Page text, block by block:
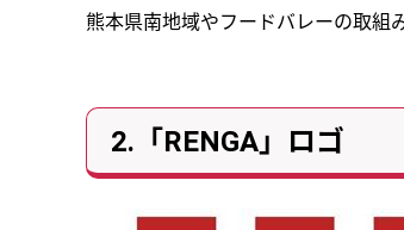
熊本県南地域やフードバレーの取組
2.「RENGA」ロゴ